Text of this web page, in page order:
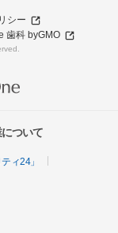
シー
歯科 byGMO
ついて
ィ24」